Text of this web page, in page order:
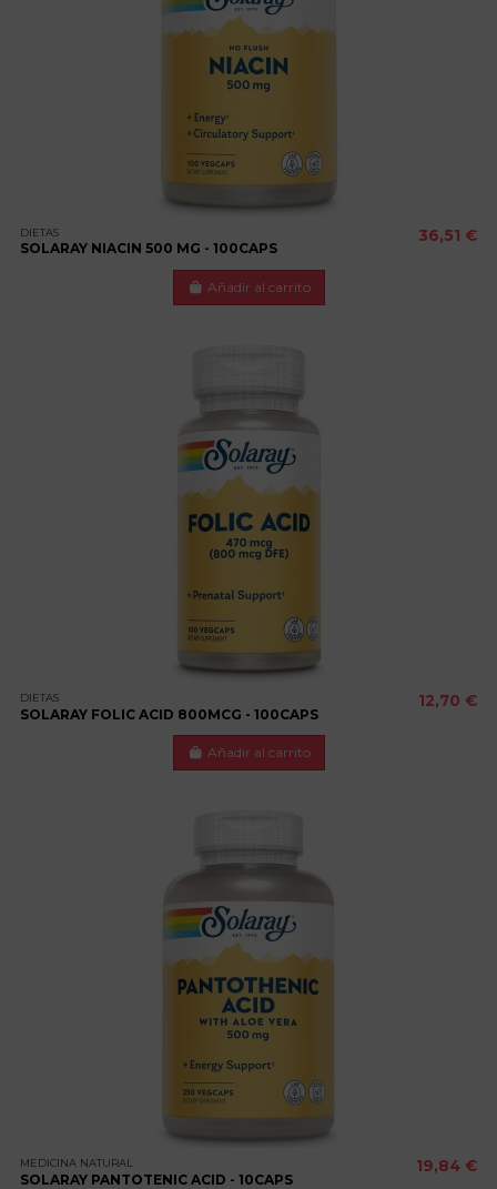
DIETAS
SOLARAY NIACIN 500 MG - 100CAPS
36,51 €
Añadir al carrito
DIETAS
SOLARAY FOLIC ACID 800MCG - 100CAPS
12,70 €
Añadir al carrito
MEDICINA NATURAL
SOLARAY PANTOTENIC ACID - 10CAPS
19,84 €